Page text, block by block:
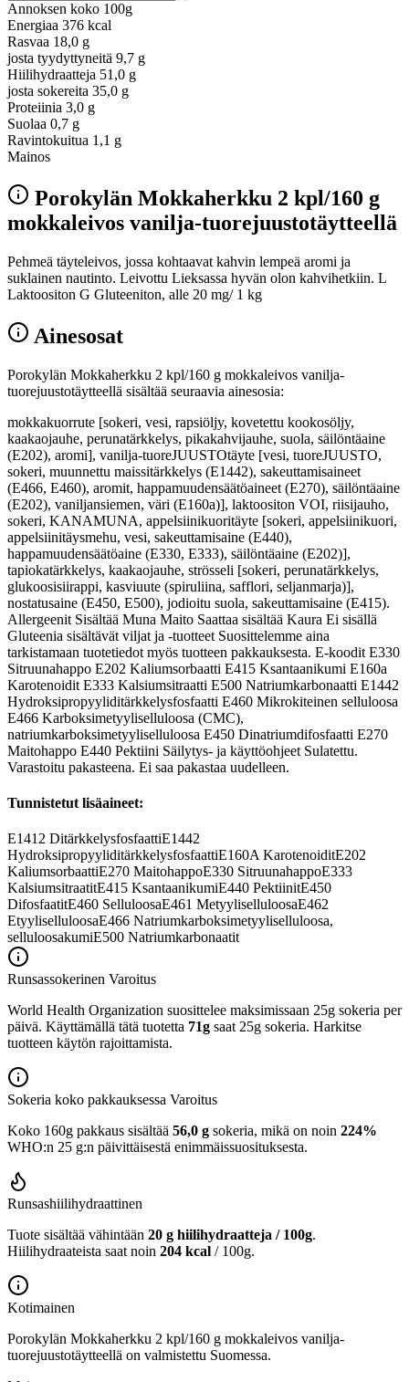
Annoksen koko 100g
Energiaa 376 kcal
Rasvaa 18,0 g
josta tyydyttyneitä 9,7 g
Hiilihydraatteja 51,0 g
josta sokereita 35,0 g
Proteiinia 3,0 g
Suolaa 0,7 g
Ravintokuitua 1,1 g
Mainos
Porokylän Mokkaherkku 2 kpl/160 g
mokkaleivos vanilja-tuorejuustotäytteellä
Pehmeä täyteleivos, jossa kohtaavat kahvin lempeä aromi ja
suklainen nautinto. Leivottu Lieksassa hyvän olon kahvihetkiin. L
Laktoositon G Gluteeniton, alle 20 mg/ 1 kg
Ainesosat
Porokylän Mokkaherkku 2 kpl/160 g mokkaleivos vanilja-
tuorejuustotäytteellä sisältää seuraavia ainesosia:
mokkakuorrute [sokeri, vesi, rapsiöljy, kovetettu kookosöljy,
kaakaojauhe, perunatärkkelys, pikakahvijauhe, suola, säilöntäaine
(E202), aromi], vanilja-tuoreJUUSTOtäyte [vesi, tuoreJUUSTO,
sokeri, muunnettu maissitärkkelys (E1442), sakeuttamisaineet
(E466, E460), aromit, happamuudensäätöaineet (E270), säilöntäaine
(E202), vaniljansiemen, väri (E160a)], laktoositon VOI, riisijauho,
sokeri, KANAMUNA, appelsiinikuoritäyte [sokeri, appelsiinikuori,
appelsiinitäysmehu, vesi, sakeuttamisaine (E440),
happamuudensäätöaine (E330, E333), säilöntäaine (E202)],
tapiokatärkkelys, kaakaojauhe, strösseli [sokeri, perunatärkkelys,
glukoosisiirappi, kasviuute (spiruliina, safflori, seljanmarja)],
nostatusaine (E450, E500), jodioitu suola, sakeuttamisaine (E415).
Allergeenit Sisältää Muna Maito Saattaa sisältää Kaura Ei sisällä
Gluteenia sisältävät viljat ja -tuotteet Suosittelemme aina
tarkistamaan tuotetiedot myös tuotteen pakkauksesta. E-koodit E330
Sitruunahappo E202 Kaliumsorbaatti E415 Ksantaanikumi E160a
Karotenoidit E333 Kalsiumsitraatti E500 Natriumkarbonaatti E1442
Hydroksipropyyliditärkkelysfosfaatti E460 Mikrokiteinen selluloosa
E466 Karboksimetyyliselluloosa (CMC),
natriumkarboksimetyyliselluloosa E450 Dinatriumdifosfaatti E270
Maitohappo E440 Pektiini Säilytys- ja käyttöohjeet Sulatettu.
Varastoitu pakasteena. Ei saa pakastaa uudelleen.
Tunnistetut lisäaineet:
E1412 DitärkkelysfosfaattiE1442
HydroksipropyyliditärkkelysfosfaattiE160A KarotenoiditE202
KaliumsorbaattiE270 MaitohappoE330 SitruunahappoE333
KalsiumsitraatitE415 KsantaanikumiE440 PektiinitE450
DifosfaatitE460 SelluloosaE461 MetyyliselluloosaE462
EtyyliselluloosaE466 Natriumkarboksimetyyliselluloosa,
selluloosakumiE500 Natriumkarbonaatit
Runsassokerinen Varoitus
World Health Organization suosittelee maksimissaan 25g sokeria per
päivä. Käyttämällä tätä tuotetta 71g saat 25g sokeria. Harkitse
tuotteen käytön rajoittamista.
Sokeria koko pakkauksessa Varoitus
Koko 160g pakkaus sisältää 56,0 g sokeria, mikä on noin 224%
WHO:n 25 g:n päivittäisestä enimmäissuosituksesta.
Runsashiilihydraattinen
Tuote sisältää vähintään 20 g hiilihydraatteja / 100g.
Hiilihydraateista saat noin 204 kcal / 100g.
Kotimainen
Porokylän Mokkaherkku 2 kpl/160 g mokkaleivos vanilja-
tuorejuustotäytteellä on valmistettu Suomessa.